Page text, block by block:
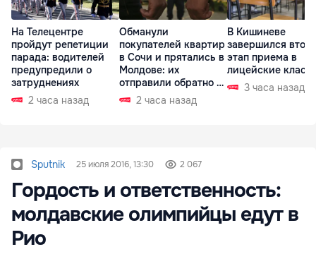
На Телецентре
пройдут репетиции
парада: водителей
предупредили о
затруднениях
2 часа назад
Обманули
покупателей квартир
в Сочи и прятались в
Молдове: их
отправили обратно в
РФ 2 часа назад
В Кишиневе
завершился
этап приема в
лицейские
3 часа назад
Sputnik 25 июля 2016, 13:30 2 067
Гордость и ответственность:
молдавские олимпийцы едут в
Рио